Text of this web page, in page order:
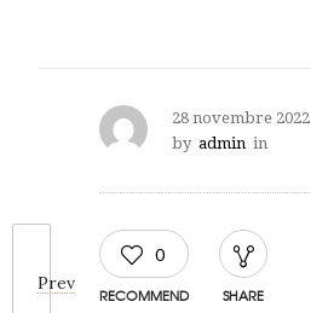
Prev
28 novembre 2022
by admin in
0
RECOMMEND SHARE